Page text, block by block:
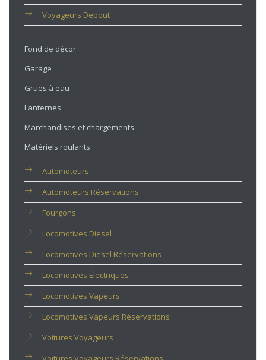
Voyageurs Debout
Fond de décor
Garage
Grues à eau
Lanternes
Marchandises et chargements
Matériels roulants
Automoteurs
Automoteurs Réservations
Fourgons
Locomotives Diesel
Locomotives Diesel Réservations
Locomotives Électriques
Locomotives Vapeurs
Locomotives Vapeurs Réservations
Voitures Voyageurs